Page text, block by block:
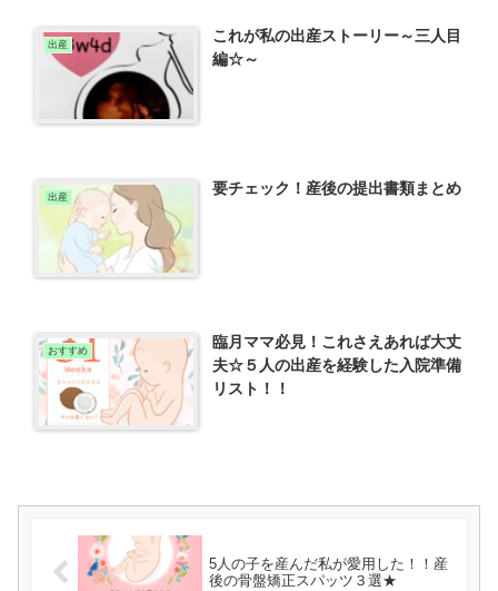
出産
これが私の出産ストーリー～三人目
編☆～
出産 要チェック！産後の提出書類まとめ
おすすめ
臨月ママ必見！これさえあれば大丈
夫☆５人の出産を経験した入院準備
リスト！！
5人の子を産んだ私が愛用した！！産
後の骨盤矯正スパッツ３選★